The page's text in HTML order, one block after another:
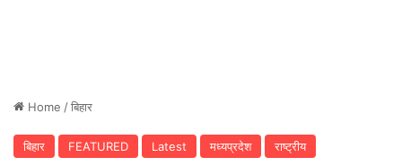
Home /बिहार
बिहार FEATURED Latest मध्यप्रदेश राष्ट्रीय